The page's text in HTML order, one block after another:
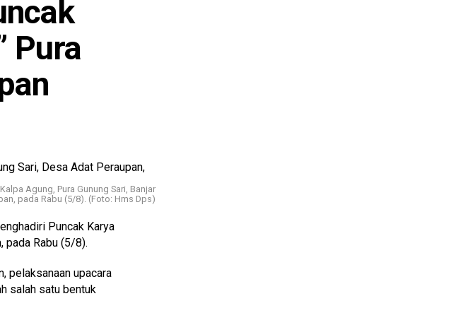
Pura
Agung, Pura Gunung Sari, Banjar
pada Rabu (5/8). (Foto: Hms Dps)
Puncak Karya
pada Rabu (5/8).
pelaksanaan upacara
salah satu bentuk